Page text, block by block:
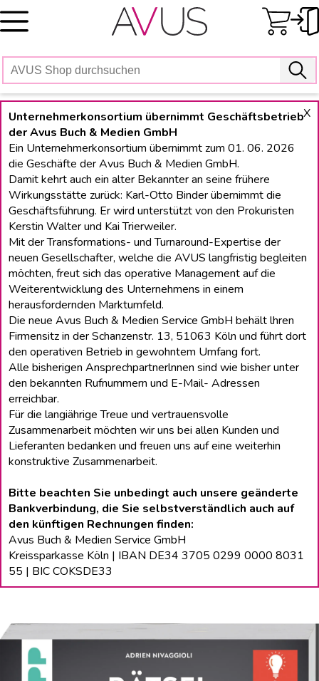
Skip
to
X
Unternehmerkonsortium übernimmt Geschäftsbetrieb
der Avus Buch & Medien GmbH
Ein Unternehmerkonsortium übernimmt zum 01. 06. 2026
die Geschäfte der Avus Buch & Medien GmbH.
Damit kehrt auch ein alter Bekannter an seine frühere
Wirkungsstätte zurück: Karl-Otto Binder übernimmt die
Geschäftsführung. Er wird unterstützt von den Prokuristen
Kerstin Walter und Kai Trierweiler.
Mit der Transformations- und Turnaround-Expertise der
neuen Gesellschafter, welche die AVUS langfristig begleiten
möchten, freut sich das operative Management auf die
Weiterentwicklung des Unternehmens in einem
herausfordernden Marktumfeld.
Die neue Avus Buch & Medien Service GmbH behält lhren
Firmensitz in der Schanzenstr. 13, 51063 Köln und führt dort
den operativen Betrieb in gewohntem Umfang fort.
Alle bisherigen Ansprechpartnerlnnen sind wie bisher unter
den bekannten Rufnummern und E-Mail- Adressen
erreichbar.
Für die langiährige Treue und vertrauensvolle
Zusammenarbeit möchten wir uns bei allen Kunden und
Lieferanten bedanken und freuen uns auf eine weiterhin
konstruktive Zusammenarbeit.
Bitte beachten Sie unbedingt auch unsere geänderte
Bankverbindung, die Sie selbstverständlich auch auf
den künftigen Rechnungen finden:
Avus Buch & Medien Service GmbH
Kreissparkasse Köln | IBAN DE34 3705 0299 0000 8031
55 | BIC COKSDE33